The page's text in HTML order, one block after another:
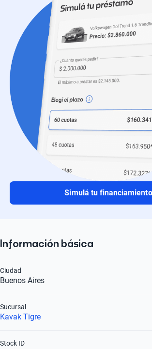
Simulá tu financiamiento
Información básica
Buenos Aires
Ciudad
Kavak Tigre
Sucursal
Stock ID